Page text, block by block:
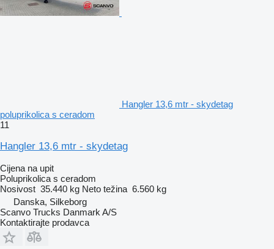
Hangler 13,6 mtr - skydetag
poluprikolica s ceradom
11
Hangler 13,6 mtr - skydetag
Cijena na upit
Poluprikolica s ceradom
Nosivost 35.440 kg Neto težina 6.560 kg
Danska, Silkeborg
Scanvo Trucks Danmark A/S
Kontaktirajte prodavca